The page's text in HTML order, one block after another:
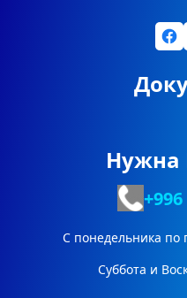
Facebook
С понедельника по
Суббота и